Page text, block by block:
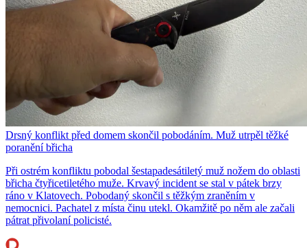
Drsný konflikt před domem skončil pobodáním. Muž utrpěl těžké
poranění břicha
Při ostrém konfliktu pobodal šestapadesátiletý muž nožem do oblasti
břicha čtyřicetiletého muže. Krvavý incident se stal v pátek brzy
ráno v Klatovech. Pobodaný skončil s těžkým zraněním v
nemocnici. Pachatel z místa činu utekl. Okamžitě po něm ale začali
pátrat přivolaní policisté.